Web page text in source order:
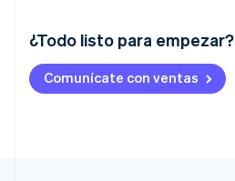
¿Todo listo para empezar?
Comunícate con ventas
Alemania
DeutschEnglish
Australia